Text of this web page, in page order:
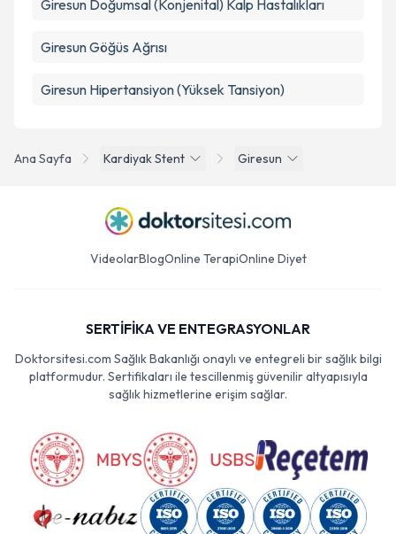
Ana Sayfa Kardiyak Stent Giresun
Giresun Doğumsal (Konjenital) Kalp Hastalıkları
Giresun Göğüs Ağrısı
Giresun Hipertansiyon (Yüksek Tansiyon)
VideolarBlogOnline TerapiOnline Diyet
SERTİFİKA VE ENTEGRASYONLAR
Doktorsitesi.com Sağlık Bakanlığı onaylı ve entegreli bir sağlık bilgi
platformudur. Sertifikaları ile tescillenmiş güvenilir altyapısıyla
sağlık hizmetlerine erişim sağlar.